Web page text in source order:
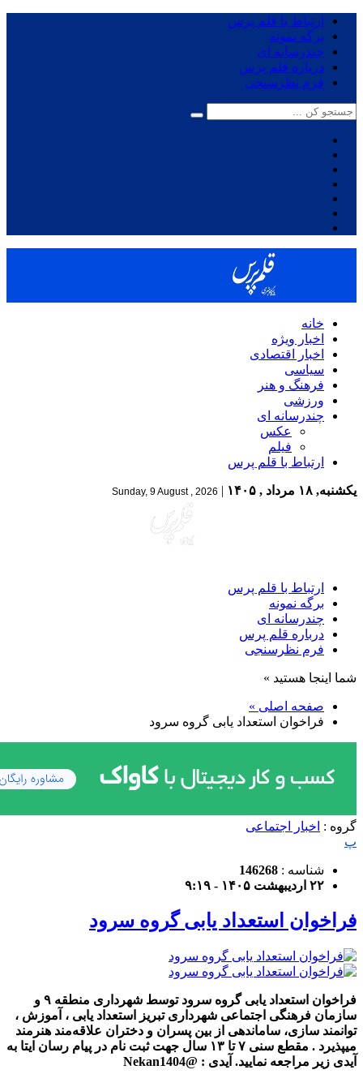
ارتباط با قلم پرس
برگه نمونه
چندرسانه ای
درباره قلم پرس
فرم نظرسنجی
خانه
اخبار ویژه
اخبار اقتصادی
سیاسی
فرهنگ و هنر
ورزشی
چندرسانه ای
عکس
فیلم
ارتباط با قلم پرس
یکشنبه, ۱۸ مرداد , ۱۴۰۵ |
Sunday, 9 August , 2026
ارتباط با قلم پرس
برگه نمونه
چندرسانه ای
درباره قلم پرس
فرم نظرسنجی
شما اینجا هستید »
صفحه اصلی »
فراخوان استعداد یابی گروه سرود
گروه : اخبار اجتماعی
پ
شناسه : 146268
۲۲ اردیبهشت ۱۴۰۵ - ۹:۱۹
فراخوان استعداد یابی گروه سرود
فراخوان استعداد یابی گروه سرود توسط شهرداری منطقه ۹ و
سازمان فرهنگی اجتماعی شهرداری تبریز استعداد یابی ، آموزش ،
توانمند سازی، ساماندهی از بین پسران و دختران علاقه‌مند هنرمند
میپذیرد . مقطع سنی ۷ تا ۱۳ سال جهت ثبت نام در پیام رسان ایتا به
آیدی زیر مراجعه نمایید. آیدی : @Nekan1404